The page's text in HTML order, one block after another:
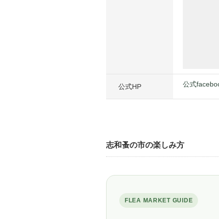
公式HP 公式
志和蚤の市の楽しみ方
FLEA MARKET GUIDE